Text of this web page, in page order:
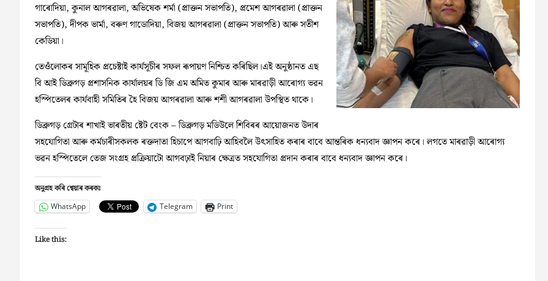
গাৰোদিয়া, কুনাল আগৰৱালা, অভিষেক শৰ্মা (প্ৰাক্তন সভাপতি), প্ৰমেশ আগৰৱালা (প্ৰাক্তন
সভাপতি), দীপক ভাৰ্মা, বৰুণ গাডোদিয়া, বিজয় আগৰৱালা (প্ৰাক্তন সভাপতি) আৰু সতীশ
কেডিয়া।
তেওঁলোকৰ সামূহিক প্ৰচেষ্টাই কাৰ্যসূচীৰ সফল ৰূপায়ণ নিশ্চিত কৰিছিল।এই অনুষ্ঠানত এছ
বি আই ডিব্ৰুগড় প্ৰশাসনিক কাৰ্যালয়ৰ ডি জি এম অমিত কুমাৰ আৰু মাৰৱাড়ী আৰোগ্য ভৱন
হস্পিতেলৰ কাৰ্যবাহী সমিতিৰ হৈ বিজয় আগৰৱালা আৰু শশী আগৰৱালা উপস্থিত থাকে।
ডিব্ৰুগড় গ্ৰেটাৰ শাখাই ভাৰতীয় ষ্টেট বেংক – ডিব্ৰুগড় মডিউলে শিবিৰৰ আয়োজনত উদাৰ
সহযোগিতা আৰু কৰ্মচাৰীসকলক ৰক্তদাতা হিচাপে আগবাঢ়ি আহিবলৈ উৎসাহিত কৰাৰ বাবে আন্তৰিক ধন্যবাদ জ্ঞাপন কৰে। লগতে মাৰৱাড়ী আৰোগ্য
ভৱন হস্পিতেলে তেজ সংগ্ৰহ প্ৰক্ৰিয়াটো আগবঢ়াই নিয়াৰ ক্ষেত্ৰত সহযোগিতা প্ৰদান কৰাৰ বাবে ধন্যবাদ জ্ঞাপন কৰে।
অনুগ্ৰহ কৰি শ্বেয়াৰ কৰকঃ
WhatsApp Telegram Print
Like this: